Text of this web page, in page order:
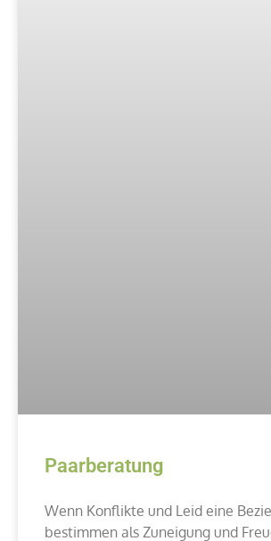
Paarberatung
Wenn Konflikte und Leid eine
bestimmen als Zuneigung und